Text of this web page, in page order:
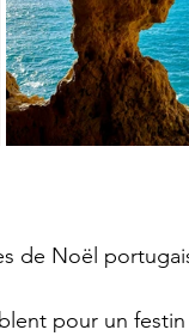
de Noël
pour un